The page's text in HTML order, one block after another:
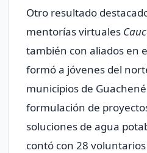
Otro resultado
mentorías virtuales
también con aliados en
formó a jóvenes del
municipios de
formulación de
soluciones de agua
contó con 28